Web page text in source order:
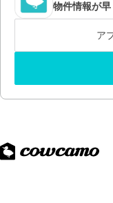
物件情報が早
ア